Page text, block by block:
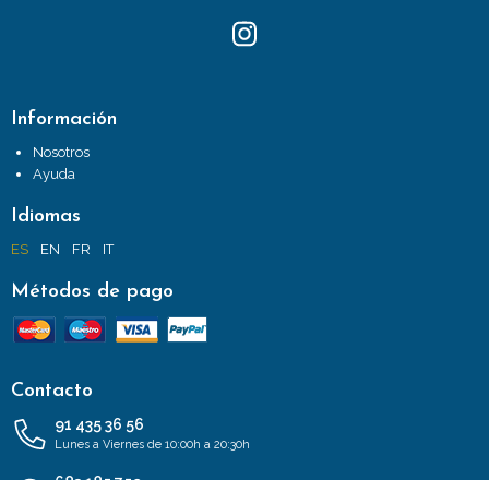
Información
Nosotros
Ayuda
Idiomas
ES EN FR IT
Métodos de pago
Contacto
91 435 36 56
Lunes a Viernes de 10:00h a 20:30h